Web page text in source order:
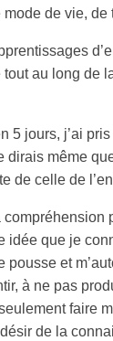
de vie, de
au long de
5 jours, j’ai
dirais même
de celle de
idée que je
pousse et
à ne pas
faire
de la